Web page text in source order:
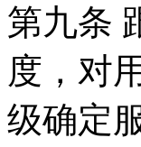
第九条
度，对
级确定